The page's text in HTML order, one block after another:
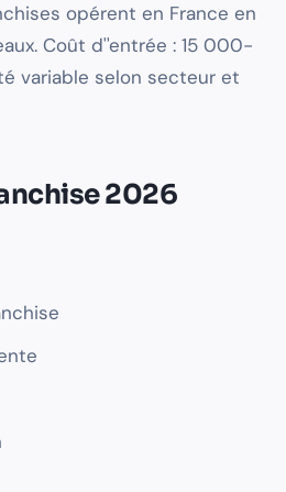
opérent en France en
Coût d''entrée : 15 000-
variable selon secteur et
2026